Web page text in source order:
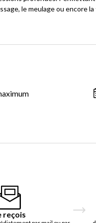
le meulage ou encore
reçois